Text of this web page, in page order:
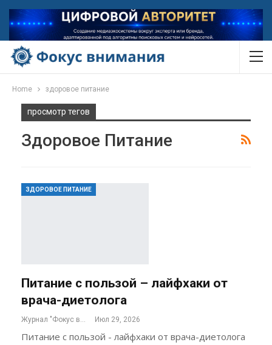
Home здоровое питание
просмотр тегов
Здоровое Питание
ЗДОРОВОЕ ПИТАНИЕ
Питание с пользой – лайфхаки от
врача-диетолога
Журнал "Фокус внимания" Июл 29, 2026
Питание с пользой - лайфхаки от врача-диетолога